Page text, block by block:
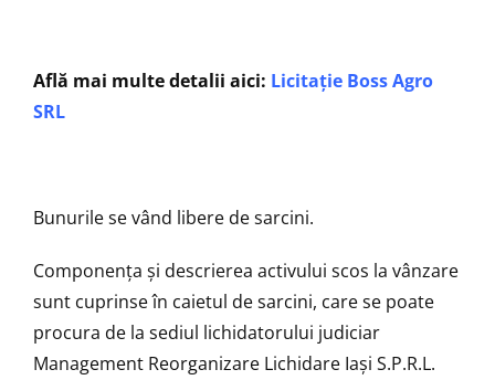
Află mai multe detalii aici: Licitație Boss Agro
SRL
Bunurile se vând libere de sarcini.
Componenţa şi descrierea activului scos la vânzare
sunt cuprinse în caietul de sarcini, care se poate
procura de la sediul lichidatorului judiciar
Management Reorganizare Lichidare Iaşi S.P.R.L.